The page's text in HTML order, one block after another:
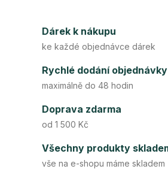
Dárek k nákupu
ke každé objednávce dárek
Rychlé dodání objednávky
maximálně do 48 hodin
Doprava zdarma
od 1 500 Kč
Všechny produkty
vše na e-shopu máme skladem